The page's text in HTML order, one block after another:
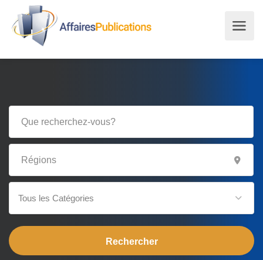
Tous les Catégories